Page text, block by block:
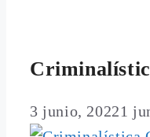
3 junio, 20221